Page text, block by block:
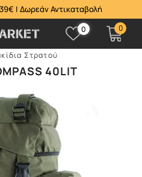
| Δωρεάν Αντικαταβολή
0 0
Στρατού
40LIT